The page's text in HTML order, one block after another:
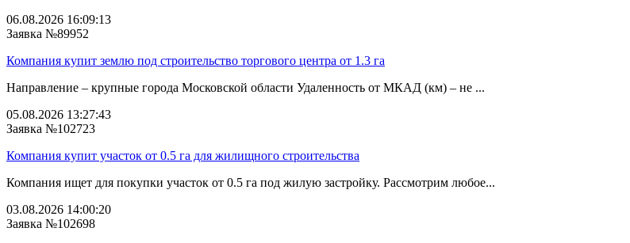
06.08.2026 16:09:13
Заявка №89952
Компания купит землю под строительство торгового центра от 1.3 га
Направление – крупные города Московской области Удаленность от МКАД (км) – не ...
05.08.2026 13:27:43
Заявка №102723
Компания купит участок от 0.5 га для жилищного строительства
Компания ищет для покупки участок от 0.5 га под жилую застройку. Рассмотрим любое...
03.08.2026 14:00:20
Заявка №102698